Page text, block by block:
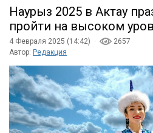
Наурыз 2025 в Актау
пройти на высоком
4 Февраля 2025 (14:42) ·
2657
Автор: Редакция